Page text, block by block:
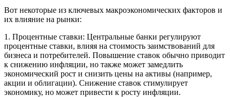
Вот некоторые из ключевых макроэкономических факторов и
их влияние на рынки:
1. Процентные ставки: Центральные банки регулируют
процентные ставки, влияя на стоимость заимствований для
бизнеса и потребителей. Повышение ставок обычно приводит
к снижению инфляции, но также может замедлить
экономический рост и снизить цены на активы (например,
акции и облигации). Снижение ставок стимулирует
экономику, но может привести к росту инфляции.